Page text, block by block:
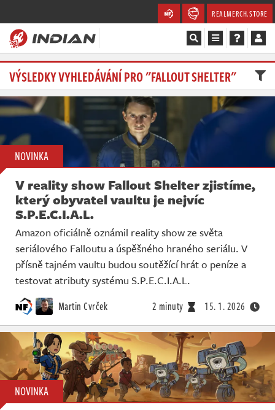
REALMERCH.STORE
Magazín
Recenze
Videa
Soutěže
Databáze
Komunita
Redakce
Živě
VÝSLEDKY VYHLEDÁVÁNÍ PRO "FALLOUT SHELTER"
NOVINKA
V reality show Fallout Shelter zjistíme,
který obyvatel vaultu je nejvíc
S.P.E.C.I.A.L.
Amazon oficiálně oznámil reality show ze světa
seriálového Falloutu a úspěšného hraného seriálu. V
přísně tajném vaultu budou soutěžící hrát o peníze a
testovat atributy systému S.P.E.C.I.A.L.
Martin Cvrček 2 minuty 15. 1. 2026
NOVINKA